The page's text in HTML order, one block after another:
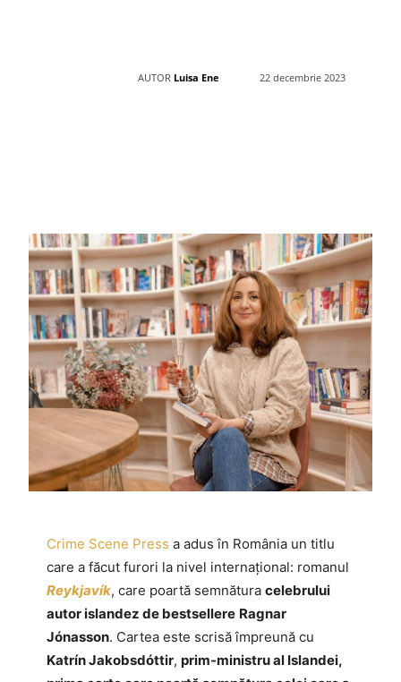
AUTOR Luisa Ene 22 decembrie 2023
Crime Scene Press a adus în România un titlu
care a făcut furori la nivel internațional: romanul
Reykjavík, care poartă semnătura celebrului
autor islandez de bestsellere Ragnar
Jónasson. Cartea este scrisă împreună cu
Katrín Jakobsdóttir, prim-ministru al Islandei,